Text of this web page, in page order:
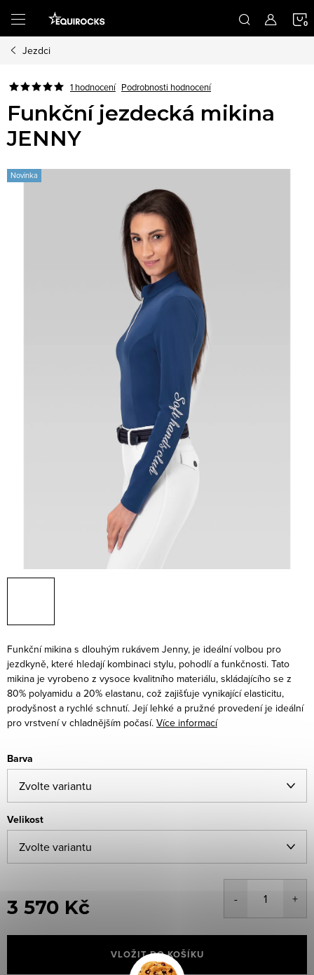
obsah
Jezdci
1 hodnocení Podrobnosti hodnocení
Funkční jezdecká mikina
JENNY
Novinka
Funkční mikina s dlouhým rukávem Jenny, je ideální volbou pro
jezdkyně, které hledají kombinaci stylu, pohodlí a funkčnosti. Tato
mikina je vyrobeno z vysoce kvalitního materiálu, skládajícího se z
80% polyamidu a 20% elastanu, což zajišťuje vynikající elasticitu,
prodyšnost a rychlé schnutí. Její lehké a pružné provedení je ideální
pro vrstvení v chladnějším počasí. Více informací
Barva
Velikost
3 570 Kč
cena:
VLOŽIT DO KOŠÍKU